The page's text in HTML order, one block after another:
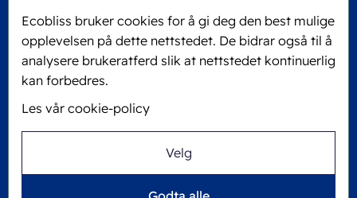
Ecobliss bruker cookies for å gi deg den best mulige
opplevelsen på dette nettstedet. De bidrar også til å
analysere brukeratferd slik at nettstedet kontinuerlig
kan forbedres.
Les vår cookie-policy
Velg
6101 XJ Echt, Nederland
KVK: 60610182
+31 475 390 550
Ecobliss er FSC®-sertifisert med lisensnummer